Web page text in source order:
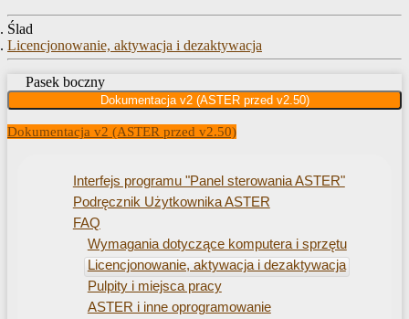
Ślad
Licencjonowanie, aktywacja i dezaktywacja
Pasek boczny
Dokumentacja v2 (ASTER przed v2.50)
Dokumentacja v2 (ASTER przed v2.50)
Interfejs programu "Panel sterowania ASTER"
Podręcznik Użytkownika ASTER
FAQ
Wymagania dotyczące komputera i sprzętu
Licencjonowanie, aktywacja i dezaktywacja
Pulpity i miejsca pracy
ASTER i inne oprogramowanie